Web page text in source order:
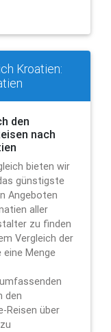
Kroatien:
den
nach
bieten wir
günstigste
Angeboten
aller
zu finden
Vergleich der
eine Menge
den
Reisen über